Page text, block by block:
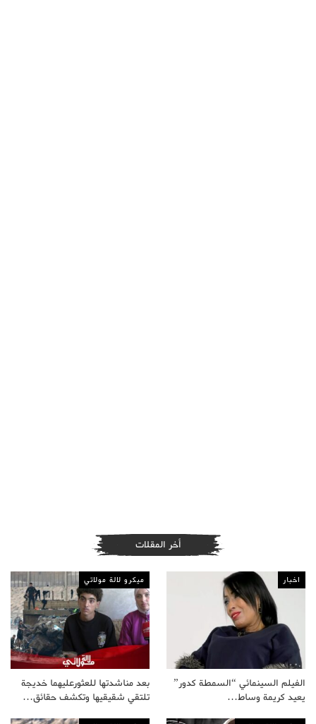
أخر المقلات
اخبار
الفيلم السينمائي “السمطة كدور”
يعيد كريمة وساط…
ميكرو لالة مولاتي
بعد مناشدتها للعثورعليهما خديجة
تلتقي شقيقيها وتكشف حقائق…